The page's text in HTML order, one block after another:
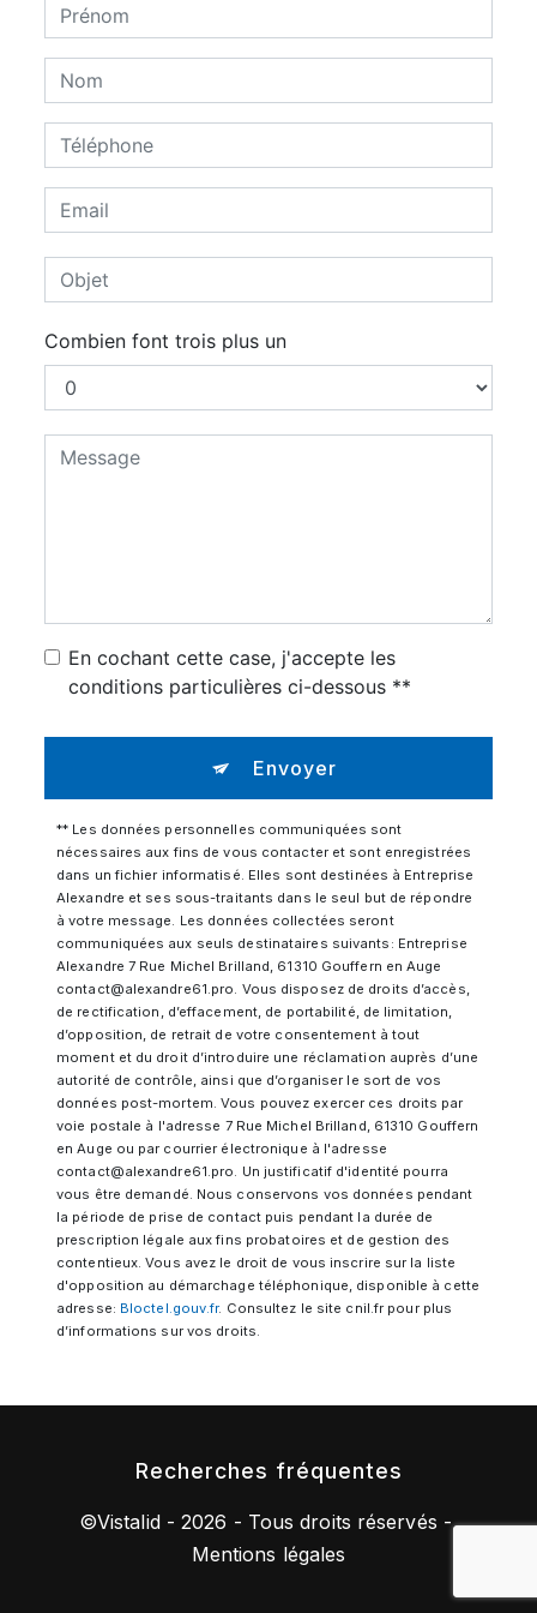
Combien font trois plus un
En cochant cette case, j'accepte les
conditions particulières ci-dessous **
Envoyer
** Les données personnelles communiquées sont
nécessaires aux fins de vous contacter et sont enregistrées
dans un fichier informatisé. Elles sont destinées à Entreprise
Alexandre et ses sous-traitants dans le seul but de répondre
à votre message. Les données collectées seront
communiquées aux seuls destinataires suivants: Entreprise
Alexandre 7 Rue Michel Brilland, 61310 Gouffern en Auge
contact@alexandre61.pro. Vous disposez de droits d’accès,
de rectification, d’effacement, de portabilité, de limitation,
d’opposition, de retrait de votre consentement à tout
moment et du droit d’introduire une réclamation auprès d’une
autorité de contrôle, ainsi que d’organiser le sort de vos
données post-mortem. Vous pouvez exercer ces droits par
voie postale à l'adresse 7 Rue Michel Brilland, 61310 Gouffern
en Auge ou par courrier électronique à l'adresse
contact@alexandre61.pro. Un justificatif d'identité pourra
vous être demandé. Nous conservons vos données pendant
la période de prise de contact puis pendant la durée de
prescription légale aux fins probatoires et de gestion des
contentieux. Vous avez le droit de vous inscrire sur la liste
d'opposition au démarchage téléphonique, disponible à cette
adresse:
Bloctel.gouv.fr. Consultez le site cnil.fr pour plus
d’informations sur vos droits.
Recherches fréquentes
©Vistalid- 2026 - Tous droits réservés -
Mentions légales